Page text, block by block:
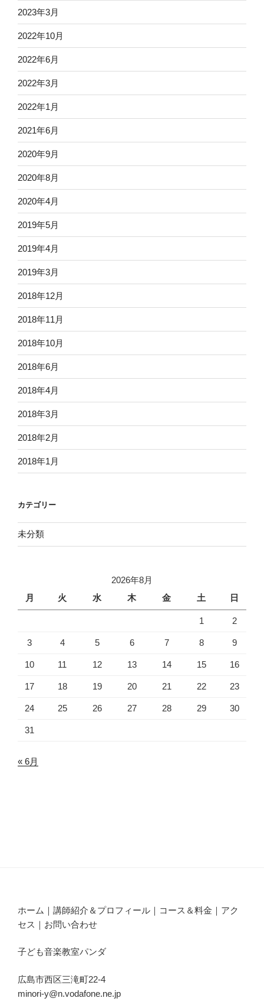
2023年3月
2022年10月
2022年6月
2022年3月
2022年1月
2021年6月
2020年9月
2020年8月
2020年4月
2019年5月
2019年4月
2019年3月
2018年12月
2018年11月
2018年10月
2018年6月
2018年4月
2018年3月
2018年2月
2018年1月
カテゴリー
未分類
2026年8月
月
火 水 木 金 土 日
1 2
3 4 5 6 7 8 9
10 11 12 13 14 15 16
17 18 19 20 21 22 23
24 25 26 27 28 29 30
31
« 6月
ホーム｜講師紹介＆プロフィール｜コース＆料金｜アク
セス｜お問い合わせ
子ども音楽教室パンダ
広島市西区三滝町22-4
minori-y@n.vodafone.ne.jp